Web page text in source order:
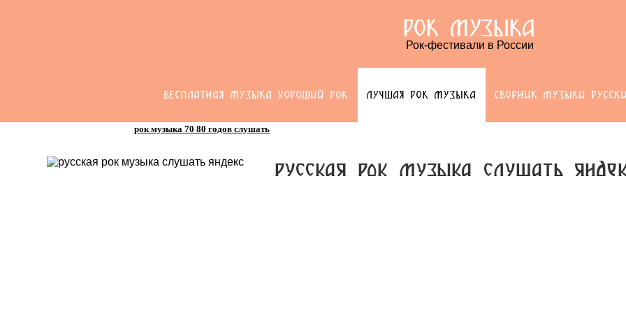
РОК МУЗЫКА
Рок-фестивали в России
БЕСПЛАТНАЯ МУЗЫКА ХОРОШИЙ РОК ЛУЧШАЯ РОК МУЗЫКА СБОРНИК МУЗЫКИ
рок музыка 70 80 годов слушать
русская рок музыка слушать